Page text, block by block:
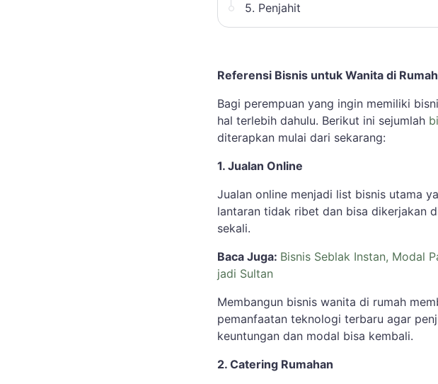
5. Penjahit
Referensi Bisnis untuk Wanita di
Bagi perempuan yang ingin memiliki
hal terlebih dahulu. Berikut ini sejumlah
diterapkan mulai dari sekarang:
1. Jualan Online
Jualan online menjadi list bisnis utama
lantaran tidak ribet dan bisa dikerjakan
sekali.
Baca Juga: Bisnis Seblak Instan, Modal
jadi Sultan
Membangun bisnis wanita di rumah
pemanfaatan teknologi terbaru agar
keuntungan dan modal bisa kembali.
2. Catering Rumahan